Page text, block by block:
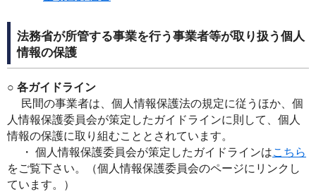
法務省が所管する事業を行う事業者等が取り扱う個人
情報の保護
○ 各ガイドライン
民間の事業者は、個人情報保護法の規定に従うほか、個
人情報保護委員会が策定したガイドラインに則して、個人
情報の保護に取り組むこととされています。
・ 個人情報保護委員会が策定したガイドラインはこちら
をご覧下さい。（個人情報保護委員会のページにリンクし
ています。）